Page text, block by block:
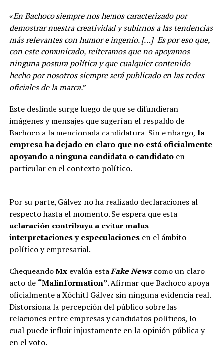
«En Bachoco siempre nos hemos caracterizado por
demostrar nuestra creatividad y subirnos a las tendencias
más relevantes con humor e ingenio. […] Es por eso que,
con este comunicado, reiteramos que no apoyamos
ninguna postura política y que cualquier contenido
hecho por nosotros siempre será publicado en las redes
oficiales de la marca.”
Este deslinde surge luego de que se difundieran
imágenes y mensajes que sugerían el respaldo de
Bachoco a la mencionada candidatura. Sin embargo, la
empresa ha dejado en claro que no está oficialmente
apoyando a ninguna candidata o candidatoen
particular en el contexto político.
Por su parte, Gálvez no ha realizado declaraciones al
respecto hasta el momento. Se espera que esta
aclaración contribuya a evitar malas
interpretaciones y especulacionesen el ámbito
político y empresarial.
ChequeandoMxevalúa estaFake Newscomo un claro
acto de “Malinformation”.Afirmar que Bachoco apoya
oficialmente a Xóchitl Gálvez sin ninguna evidencia real.
Distorsiona la percepción del público sobre las
relaciones entre empresas y candidatos políticos, lo
cual puede influir injustamente en la opinión pública y
en el voto.